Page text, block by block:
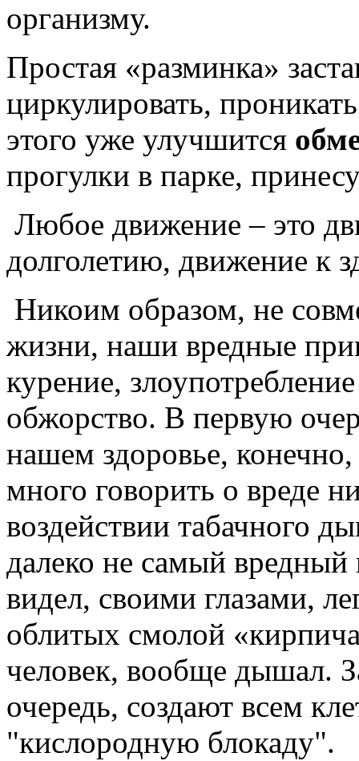
организму.
Простая «разминка»
циркулировать,
этого уже улучшится
прогулки в парке,
Любое движение – это
долголетию, движение к
Никоим образом, не
жизни, наши вредные
курение,
обжорство. В первую
нашем здоровье,
много говорить о вреде
воздействии табачного
далеко не самый
видел, своими глазами,
облитых смолой
человек, вообще дышал.
очередь, создают всем
"кислородную блокаду".